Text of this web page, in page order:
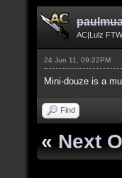
AC|Lulz FTW
24 Jun 11, 09:22PM
Mini-douze is a
Find
« Next